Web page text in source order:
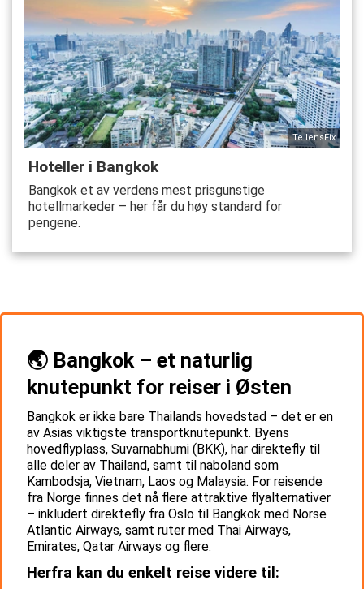
Te lensFix
Hoteller i Bangkok
Bangkok et av verdens mest prisgunstige
hotellmarkeder – her får du høy standard for
pengene.
🌏 Bangkok – et naturlig
knutepunkt for reiser i Østen
Bangkok er ikke bare Thailands hovedstad – det er en
av Asias viktigste transportknutepunkt. Byens
hovedflyplass, Suvarnabhumi (BKK), har direktefly til
alle deler av Thailand, samt til naboland som
Kambodsja, Vietnam, Laos og Malaysia. For reisende
fra Norge finnes det nå flere attraktive flyalternativer
– inkludert direktefly fra Oslo til Bangkok med Norse
Atlantic Airways, samt ruter med Thai Airways,
Emirates, Qatar Airways og flere.
Herfra kan du enkelt reise videre til: